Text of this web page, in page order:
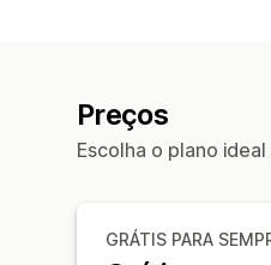
Preços
Escolha o plano
GRÁTIS PARA